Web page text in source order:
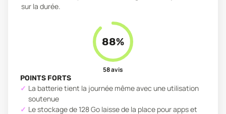
sur la durée.
88%
58avis
POINTS FORTS
La batterie tient la journée même avec une utilisation
soutenue
Le stockage de 128 Go laisse de la place pour apps et